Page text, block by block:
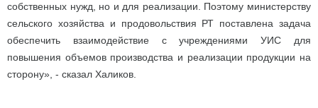
собственных нужд, но и для реализации. Поэтому министерству
сельского хозяйства и продовольствия РТ поставлена задача
обеспечить взаимодействие с учреждениями УИС для
повышения объемов производства и реализации продукции на
сторону», - сказал Халиков.